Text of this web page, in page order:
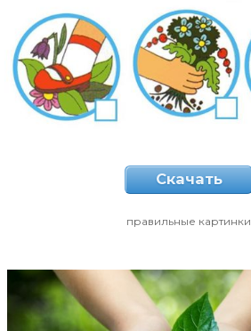
Скачать
правильные картинки